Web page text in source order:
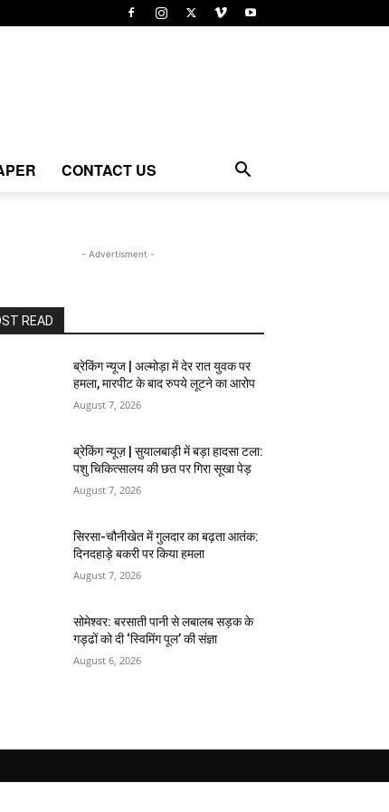
CONTACT US
- Advertisment -
READ
ब्रेकिंग न्यूज | अल्मोड़ा में देर रात युवक पर
हमला, मारपीट के बाद रुपये लूटने का आरोप
August 7, 2026
ब्रेकिंग न्यूज़ | सुयालबाड़ी में बड़ा हादसा टला:
पशु चिकित्सालय की छत पर गिरा सूखा पेड़
August 7, 2026
सिरसा-चौनीखेत में गुलदार का बढ़ता आतंक:
दिनदहाड़े बकरी पर किया हमला
August 7, 2026
सोमेश्वर: बरसाती पानी से लबालब सड़क के
गड्ढों को दी ‘स्विमिंग पूल’ की संज्ञा
August 6, 2026